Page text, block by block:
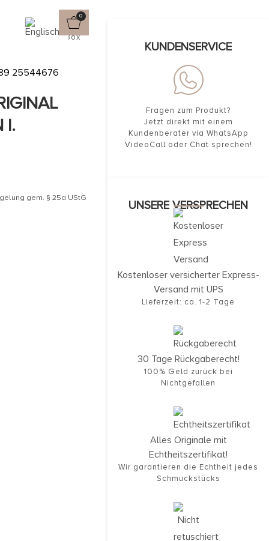
0
25544676
in der Original Box
I.
gem. § 25a UStG
KUNDENSERVICE
Fragen zum Produkt?
Jetzt direkt mit einem
Kundenberater via WhatsApp
VideoCall oder Chat sprechen!
UNSERE VERSPRECHEN
Kostenloser versicherter Express-
Versand mit UPS
Lieferzeit: ca. 1-2 Tage
30 Tage Rückgaberecht!
100% Geld zurück bei
Nichtgefallen
Alles Originale mit
Echtheitszertifikat!
Wir garantieren die Echtheit jedes
Schmuckstücks